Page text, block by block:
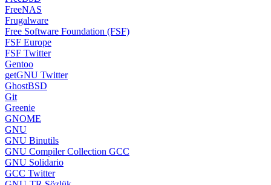
FreeNAS
Frugalware
Free Software Foundation (FSF)
FSF Europe
FSF Twitter
Gentoo
getGNU Twitter
GhostBSD
Git
Greenie
GNOME
GNU
GNU Binutils
GNU Compiler Collection GCC
GNU Solidario
GCC Twitter